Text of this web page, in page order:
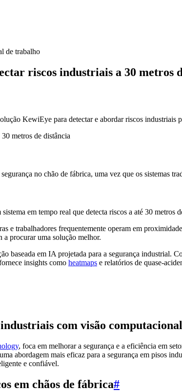
de trabalho
riscos industriais a 30 metros
KewiEye para detectar e abordar riscos industriais
no chão de fábrica, uma vez que os sistemas
em tempo real que detecta riscos a até 30 metros
e trabalhadores frequentemente operam em
procurar uma solução melhor.
baseada em IA projetada para a segurança industrial.
insights como heatmaps e relatórios de quase-
com visão
, foca em melhorar a segurança e a eficiência em
abordagem mais eficaz para a segurança em pisos
e confiável.
em chãos de fábrica#